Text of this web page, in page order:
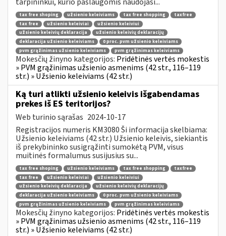
tax free shoping užsienio keleiviams tax free shopping
taxfree
tax free
užsienio keleiviai
užsienio keleiviui
užsienio keleivių deklaracija
užsienio keleivių deklaracijų
deklaracija užsienio keleiviams
0 proc. pvm užsienio keleiviams
pvm grąžinimas užsienio keleiviams
pvm grąžinimas keleiviams
Mokesčių žinyno kategorijos: Pridėtinės vertės mokestis
» PVM grąžinimas užsienio asmenims (42 str., 116–119
str.) » Užsienio keleiviams (42 str.)
Ką turi atlikti užsienio keleivis išgabendamas
prekes iš ES teritorijos?
Web turinio sąrašas 2024-10-17
Registracijos numeris KM3080 Ši informacija skelbiama:
Užsienio keleiviams (42 str.) Užsienio keleivis, siekiantis
iš prekybininko susigrąžinti sumokėtą PVM, visus
muitinės formalumus susijusius su...
tax free shoping užsienio keleiviams tax free shopping
taxfree
tax free
užsienio keleiviai
užsienio keleiviui
užsienio keleivių deklaracija
užsienio keleivių deklaracijų
deklaracija užsienio keleiviams
0 proc. pvm užsienio keleiviams
pvm grąžinimas užsienio keleiviams
pvm grąžinimas keleiviams
Mokesčių žinyno kategorijos: Pridėtinės vertės mokestis
» PVM grąžinimas užsienio asmenims (42 str., 116–119
str.) » Užsienio keleiviams (42 str.)